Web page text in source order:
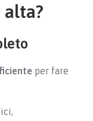
alta?
per fare